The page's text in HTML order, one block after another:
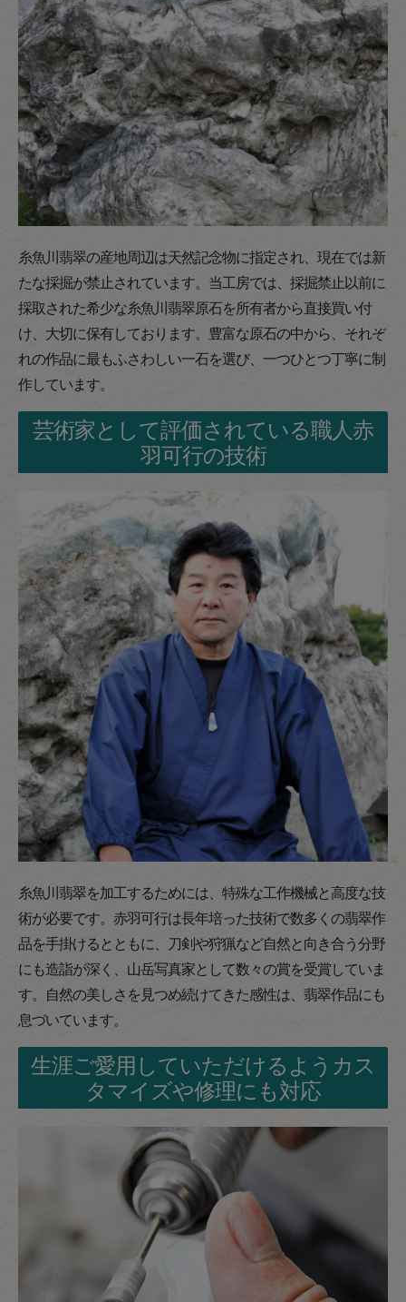
糸魚川翡翠の産地周辺は天然記念物に指定され、現在では新
たな採掘が禁止されています。当工房では、採掘禁止以前に
採取された希少な糸魚川翡翠原石を所有者から直接買い付
け、大切に保有しております。豊富な原石の中から、それぞ
れの作品に最もふさわしい一石を選び、一つひとつ丁寧に制
作しています。
芸術家として評価されている職人赤
羽可行の技術
糸魚川翡翠を加工するためには、特殊な工作機械と高度な技
術が必要です。赤羽可行は長年培った技術で数多くの翡翠作
品を手掛けるとともに、刀剣や狩猟など自然と向き合う分野
にも造詣が深く、山岳写真家として数々の賞を受賞していま
す。自然の美しさを見つめ続けてきた感性は、翡翠作品にも
息づいています。
生涯ご愛用していただけるようカス
タマイズや修理にも対応